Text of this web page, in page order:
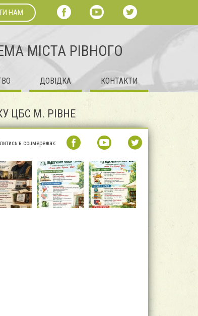
НАМ
МІСТА РІВНОГО
ДОВІДКА КОНТАКТИ
ЦБС М. РІВНЕ
в соцмережах: